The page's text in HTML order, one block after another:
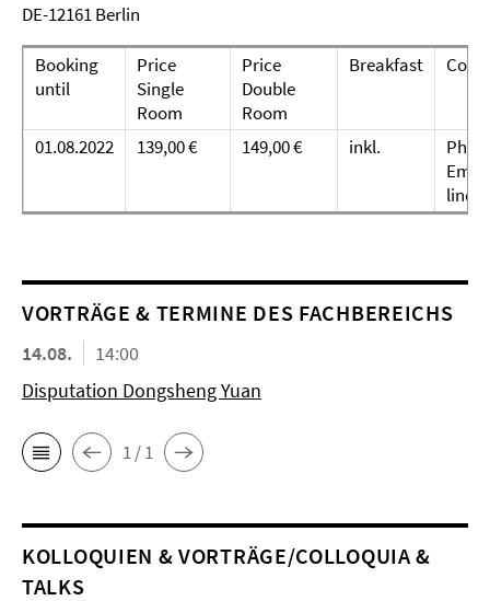
DE-12161 Berlin
Booking
until
Price
Single
Room
Price
Double
Room
Breakfast
01.08.2022 139,00 € 149,00 € inkl.
VORTRÄGE & TERMINE DES FACHBEREICHS
14.08.
14:00
Disputation Dongsheng Yuan
1 / 1
KOL­LO­QUIEN & VORTRÄGE/COLLOQUIA &
TALKS